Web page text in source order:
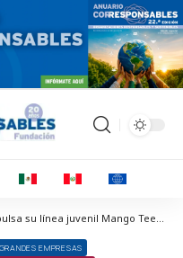
Corresponsables > Noticias > Mango impulsa su línea juvenil Mango Teen con una quincena de aperturas en 2024 y su primera tienda internacional
GRANDES EMPRESAS